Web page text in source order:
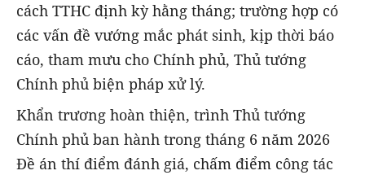
cách TTHC định kỳ hằng tháng; trường hợp có
các vấn đề vướng mắc phát sinh, kịp thời báo
cáo, tham mưu cho Chính phủ, Thủ tướng
Chính phủ biện pháp xử lý.
Khẩn trương hoàn thiện, trình Thủ tướng
Chính phủ ban hành trong tháng 6 năm 2026
Đề án thí điểm đánh giá, chấm điểm công tác